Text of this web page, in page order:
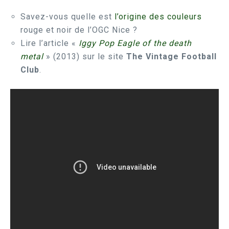
Savez-vous quelle est l’origine des couleurs
rouge et noir de l’OGC Nice ?
Lire l’article « Iggy Pop Eagle of the death
metal» (2013) sur le site The Vintage Football
Club